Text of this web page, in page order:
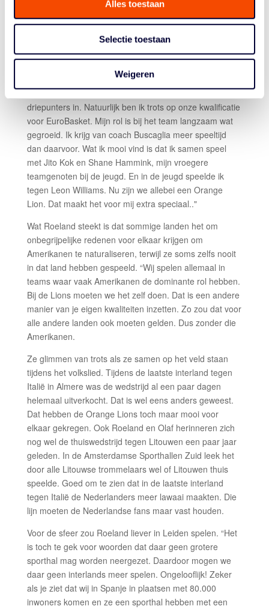
Alles toestaan
Selectie toestaan
Weigeren
seizoen weer in Nederland zal spelen; Donar is zijn
Olaf: “Mijn individueel beste Oranje-moment had ik in de
geloof ik – met 32-24 achter in de bubbel van Turkije. Ik
gooide er daarna op een belangrijk moment een paar
driepunters in. Natuurlijk ben ik trots op onze kwalificatie
voor EuroBasket. Mijn rol is bij het team langzaam wat
gegroeid. Ik krijg van coach Buscaglia meer speeltijd
dan daarvoor. Wat ik mooi vind is dat ik samen speel
met Jito Kok en Shane Hammink, mijn vroegere
teamgenoten bij de jeugd. En in de jeugd speelde ik
tegen Leon Williams. Nu zijn we allebei een Orange
Lion. Dat maakt het voor mij extra speciaal.."
Wat Roeland steekt is dat sommige landen het om
onbegrijpelijke redenen voor elkaar krijgen om
Amerikanen te naturaliseren, terwijl ze soms zelfs nooit
in dat land hebben gespeeld. “Wij spelen allemaal in
teams waar vaak Amerikanen de dominante rol hebben.
Bij de Lions moeten we het zelf doen. Dat is een andere
manier van je eigen kwaliteiten inzetten. Zo zou dat voor
alle andere landen ook moeten gelden. Dus zonder die
Amerikanen.
Ze glimmen van trots als ze samen op het veld staan
tijdens het volkslied. Tijdens de laatste interland tegen
Italië in Almere was de wedstrijd al een paar dagen
helemaal uitverkocht. Dat is wel eens anders geweest.
Dat hebben de Orange Lions toch maar mooi voor
elkaar gekregen. Ook Roeland en Olaf herinneren zich
nog wel de thuiswedstrijd tegen Litouwen een paar jaar
geleden. In de Amsterdamse Sporthallen Zuid leek het
door alle Litouwse trommelaars wel of Litouwen thuis
speelde. Goed om te zien dat in de laatste interland
tegen Italië de Nederlanders meer lawaai maakten. Die
lijn moeten de Nederlandse fans maar vast houden.
Voor de sfeer zou Roeland liever in Leiden spelen. “Het
is toch te gek voor woorden dat daar geen grotere
sporthal mag worden neergezet. Daardoor mogen we
daar geen interlands meer spelen. Ongelooflijk! Zeker
als je ziet dat wij in Spanje in plaatsen met 80.000
inwoners komen en ze een sporthal hebben met een